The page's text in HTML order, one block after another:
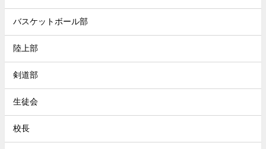
バスケットボール部
陸上部
剣道部
生徒会
校長